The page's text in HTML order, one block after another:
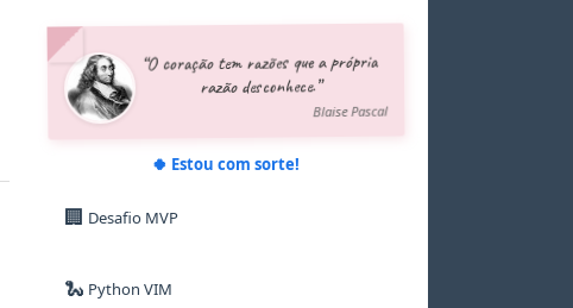
6
7
6
7
6
7
6
7
6
7
6
7
8
“O coração tem razões que a própria
razão desconhece.”
Blaise Pascal
🍀 Estou com sorte!
🏢 Desafio MVP
🐍 Python VIM